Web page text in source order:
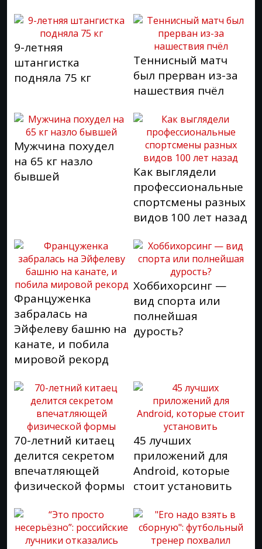
9-летняя
штангистка
подняла 75 кг
Теннисный матч
был прерван из-за
нашествия пчёл
Мужчина похудел
на 65 кг назло
бывшей
Как выглядели
профессиональные
спортсмены разных
видов 100 лет назад
Француженка
забралась на
Эйфелеву башню на
канате, и побила
мировой рекорд
Хоббихорсинг —
вид спорта или
полнейшая
дурость?
70-летний китаец
делится секретом
впечатляющей
физической формы
45 лучших
приложений для
Android, которые
стоит установить